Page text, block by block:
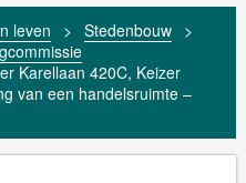
leven > Stedenbouw
>
Karellaan 420C, Keizer
van een handelsruimte –